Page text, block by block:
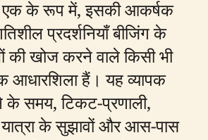
एक के रूप में, इसकी आकर्षक
प्रदर्शनियाँ बीजिंग के
की खोज करने वाले किसी भी
आधारशिला हैं। यह व्यापक
के समय, टिकट-प्रणाली,
के सुझावों और आस-पास